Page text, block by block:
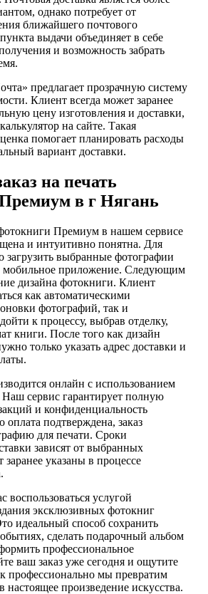
однако потребует от
ближайшего почтового
выдачи объединяет в себе
и возможность забрать
предлагает прозрачную систему
Клиент всегда может заранее
цену изготовления и доставки,
на сайте. Такая
помогает планировать расходы
вариант доставки.
на печать
в г Нягань
Премиум в нашем сервисе
и интуитивно понятна. Для
загрузить выбранные фотографии
мобильное приложение. Следующим
дизайна фотокниги. Клиент
как автоматическими
фотографий, так и
к процессу, выбрав отделку,
книги. После того как дизайн
только указать адрес доставки и
онлайн с использованием
Наш сервис гарантирует полную
и конфиденциальность
оплата подтверждена, заказ
для печати. Сроки
зависят от выбранных
заранее указаны в процессе
услугой
эксклюзивных фотокниг
идеальный способ сохранить
сделать подарочный альбом
профессиональное
ваш заказ уже сегодня и ощутите
профессионально мы превратим
произведение искусства.